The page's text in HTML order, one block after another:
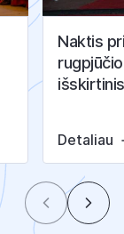
Naktis
Detaliau